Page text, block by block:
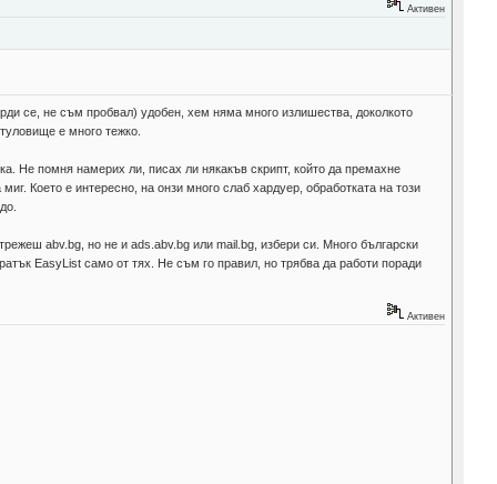
Активен
се, не съм пробвал) удобен, хем няма много излишества, доколкото
е много тежко.
Не помня намерих ли, писах ли някакъв скрипт, който да премахне
Което е интересно, на онзи много слаб хардуер, обработката на този
abv.bg, но не и ads.abv.bg или mail.bg, избери си. Много български
EasyList само от тях. Не съм го правил, но трябва да работи поради
Активен